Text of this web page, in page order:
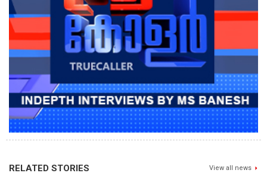
RELATED STORIES View all news